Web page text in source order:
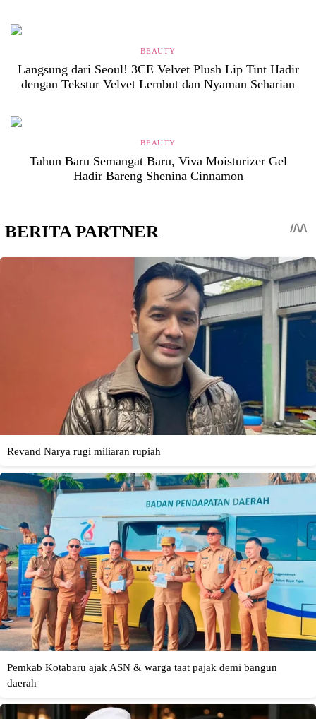
BEAUTY
Langsung dari Seoul! 3CE Velvet Plush Lip Tint Hadir
dengan Tekstur Velvet Lembut dan Nyaman Seharian
BEAUTY
Tahun Baru Semangat Baru, Viva Moisturizer Gel
Hadir Bareng Shenina Cinnamon